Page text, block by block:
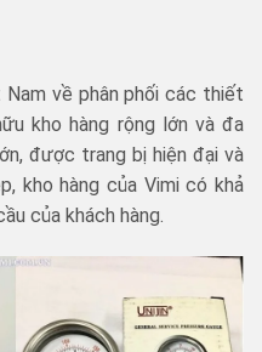
về phân phối các thiết
kho hàng rộng lớn và đa
được trang bị hiện đại và
kho hàng của Vimi có khả
của khách hàng.